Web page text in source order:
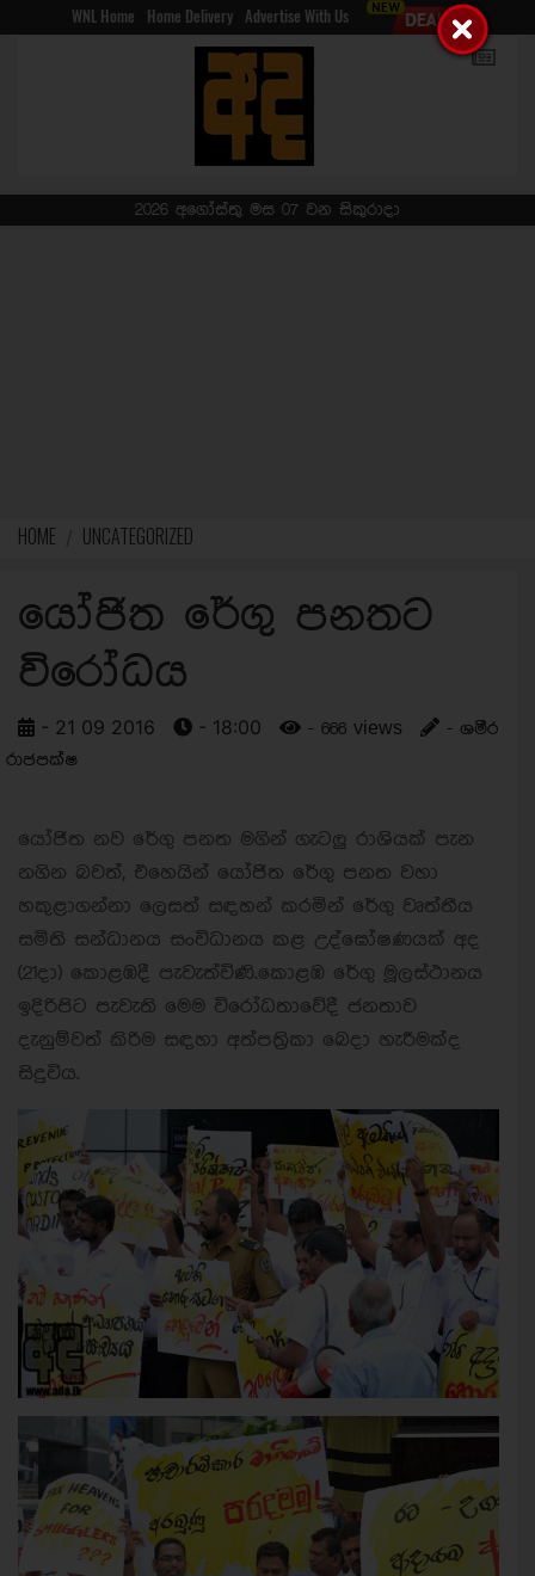
WNL Home Home Delivery Advertise With Us
2026 අගෝස්තු මස 07 වන සිකුරාදා
HOME UNCATEGORIZED
යෝජිත රේගු පනතට
විරෝධය
- 21 09 2016 - 18:00 - 666 views
- ශමීර
රාජපක්ෂ
යෝජිත නව රේගු පනත මගින් ගැටලු රාශියක් පැන
නගින බවත්, එහෙයින් යෝජිත රේගු පනත වහා
හකුළාගන්නා ලෙසත් සඳහන් කරමින් රේගු වෘත්තීය
සමිති සන්ධානය සංවිධානය කළ උද්ඝෝෂණයක් අද
(21දා) කොළඹදී පැවැත්විණි.කොළඹ රේගු මූලස්ථානය
ඉදිරිපිට පැවැති මෙම විරෝධතාවේදී ජනතාව
දැනුම්වත් කිරිම සඳහා අත්පත්‍රිකා බෙදා හැරීමක්ද
සිදුවිය.